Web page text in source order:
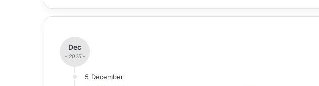
Dec
- 2025 -
5 December